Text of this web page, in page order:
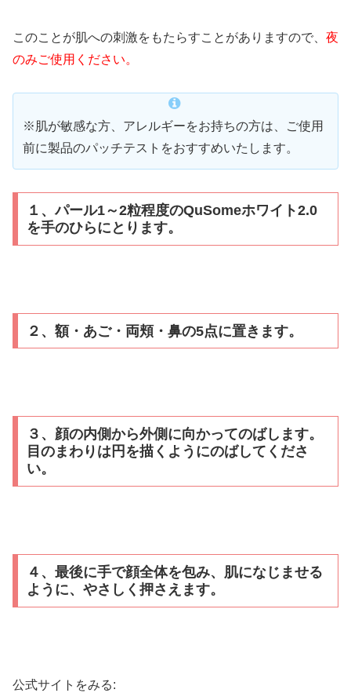
このことが肌への刺激をもたらすことがありますので、 夜
のみご使用ください。
※肌が敏感な方、アレルギーをお持ちの方は、ご使用
前に製品のパッチテストをおすすめいたします。
１、パール1～2粒程度のQuSomeホワイト2.0
を手のひらにとります。
２、額・あご・両頬・鼻の5点に置きます。
３、顔の内側から外側に向かってのばします。
目のまわりは円を描くようにのばしてくださ
い。
４、最後に手で顔全体を包み、肌になじませる
ように、やさしく押さえます。
公式サイトをみる: